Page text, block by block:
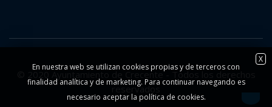
© 2020 Ayuntamiento de Crecente - Todos los derechos
reservados
X
En nuestra web se utilizan cookies propias y de terceros con
finalidad analítica y de marketing. Para continuar navegando es
necesario aceptar la política de cookies.